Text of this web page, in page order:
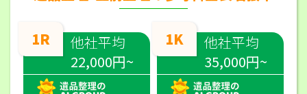
1R
他社平均
22,000円~
1K
他社平均
35,000円~